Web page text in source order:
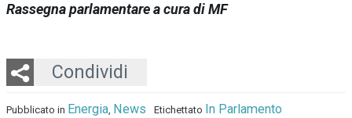
Rassegna parlamentare a cura di MF
Condividi
Twitter
LinkedIn
Email
Whatsapp
Pubblicato in Energia, News Etichettato In Parlamento